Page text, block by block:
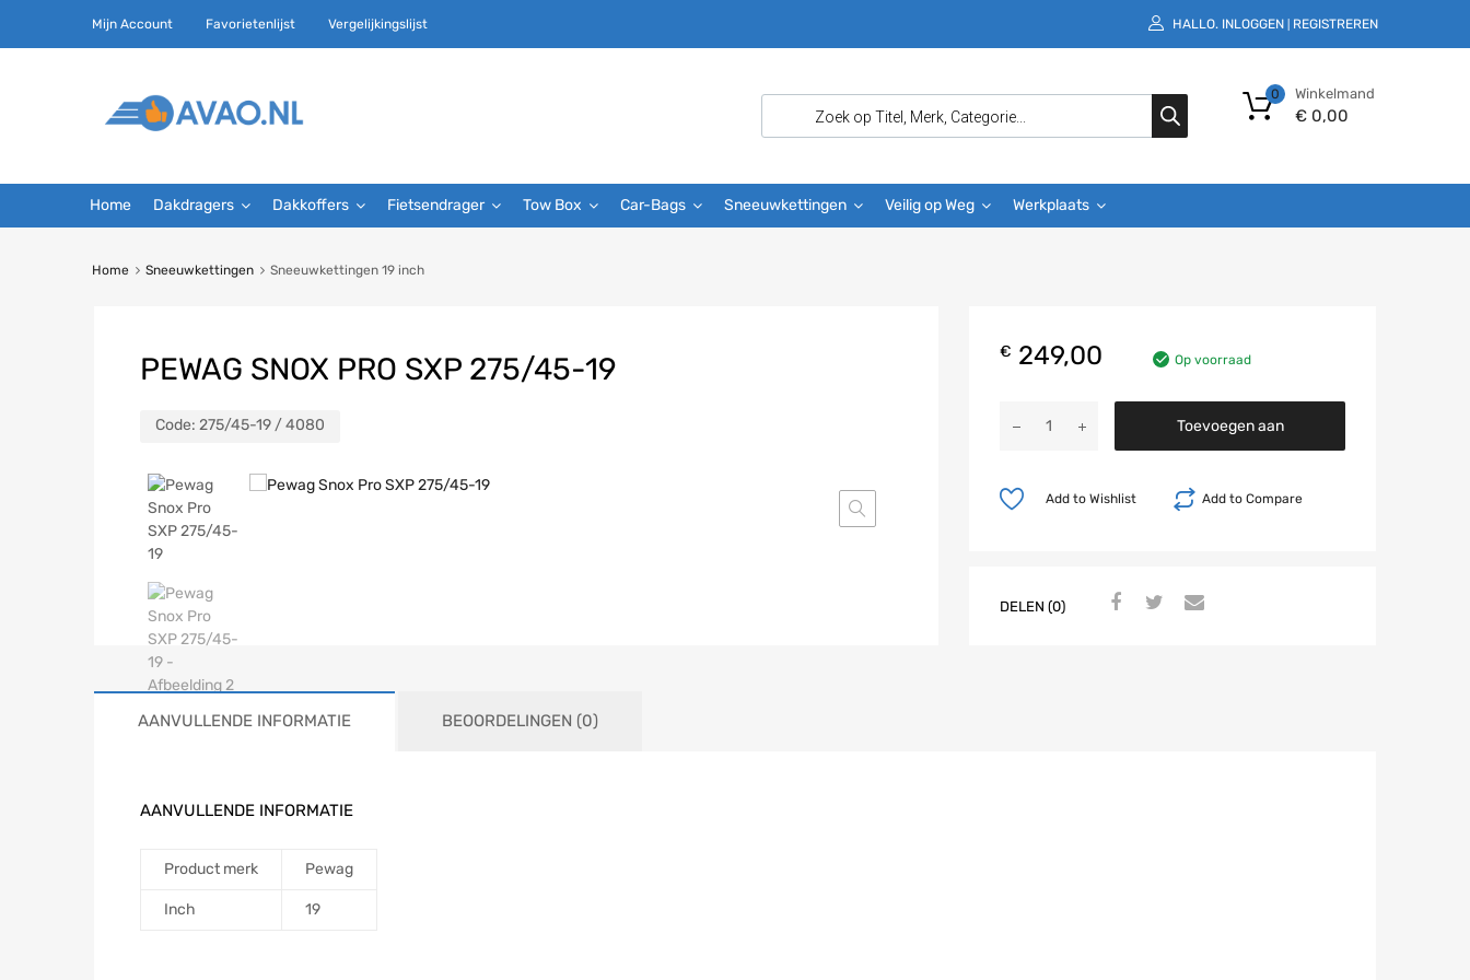
Mijn Account Favorietenlijst Vergelijkingslijst HALLO. INLOGGEN REGISTREREN
Winkelmand
€ 0,00
0
Home Dakdragers Dakkoffers Fietsendrager Tow Box Car-Bags Sneeuwkettingen Veilig op Weg Werkplaats
Home Sneeuwkettingen Sneeuwkettingen 19 inch
PEWAG SNOX PRO SXP 275/45-19
Code: 275/45-19 / 4080
€ 249,00 Op voorraad
Toevoegen aan
Add to Compare
Add to Wishlist
DELEN (0)
AANVULLENDE INFORMATIE BEOORDELINGEN (0)
AANVULLENDE INFORMATIE
Product merk Pewag
Inch 19